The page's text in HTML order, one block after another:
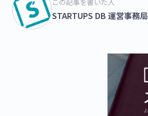
この記事を書いた人
STARTUPS DB 運営事務局